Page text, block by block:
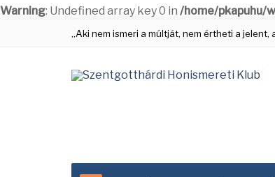
Warning: Undefined array key 0 in /home/pkapuhu/
„Aki nem ismeri a múltját, nem értheti a jelent,